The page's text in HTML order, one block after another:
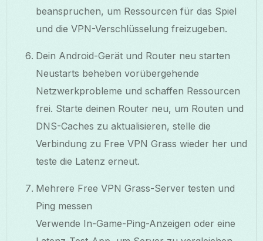
beanspruchen, um Ressourcen für das Spiel
und die VPN-Verschlüsselung freizugeben.
Dein Android-Gerät und Router neu starten
Neustarts beheben vorübergehende
Netzwerkprobleme und schaffen Ressourcen
frei. Starte deinen Router neu, um Routen und
DNS-Caches zu aktualisieren, stelle die
Verbindung zu Free VPN Grass wieder her und
teste die Latenz erneut.
Mehrere Free VPN Grass-Server testen und
Ping messen
Verwende In-Game-Ping-Anzeigen oder eine